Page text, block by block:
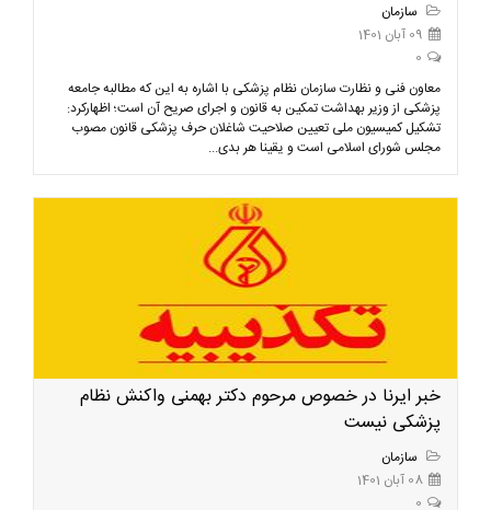
سازمان
09 آبان 1401
0
معاون فنی و نظارت سازمان نظام پزشکی با اشاره به این که مطالبه جامعه
پزشکی از وزیر بهداشت تمکین به قانون و اجرای صریح آن است؛ اظهارکرد:
تشکیل کمیسیون ملی تعیین صلاحیت شاغلان حرف پزشکی قانون مصوب
مجلس شورای اسلامی است و یقینا هر بدی...
خبر ایرنا در خصوص مرحوم دکتر بهمنی واکنش نظام
پزشکی نیست
سازمان
08 آبان 1401
0